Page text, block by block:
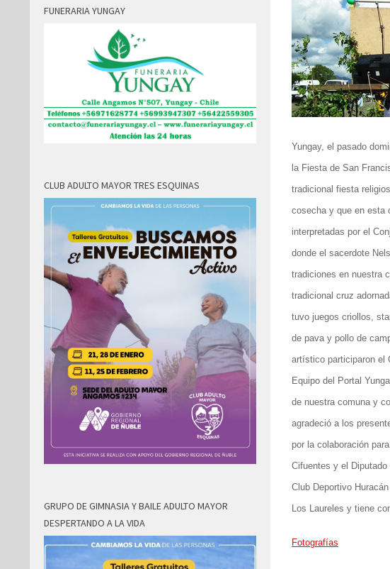
Yungay, el pasado
la Fiesta de San
tradicional fiesta
cosecha y que en esta
interpretadas por el
donde el sacerdote
tradiciones en nuestra
tradicional cruz
tuvo juegos criollos,
de pava y pollo de
artístico participaron el
Equipo del Portal
de nuestra comuna y
agradeció a los
por la colaboración
Cifuentes y el
Club Deportivo
Los Laureles y tiene
Fotografías
FUNERARIA YUNGAY
CLUB ADULTO MAYOR TRES ESQUINAS
GRUPO DE GIMNASIA Y BAILE ADULTO MAYOR
DESPERTANDO A LA VIDA